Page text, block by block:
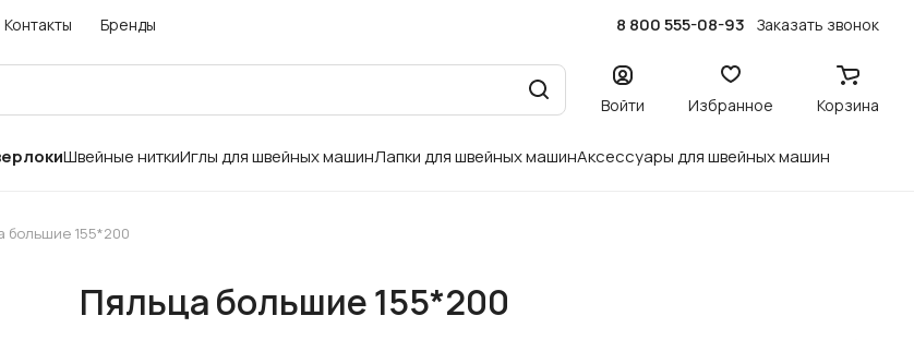
Контакты Бренды 8 800 555-08-93 Заказать звонок
Войти Избранное Корзина
Швейные ниткиИглы для швейных машинЛапки для швейных машинАксессуары для швейных машин
большие 155*200
Пяльца большие 155*200